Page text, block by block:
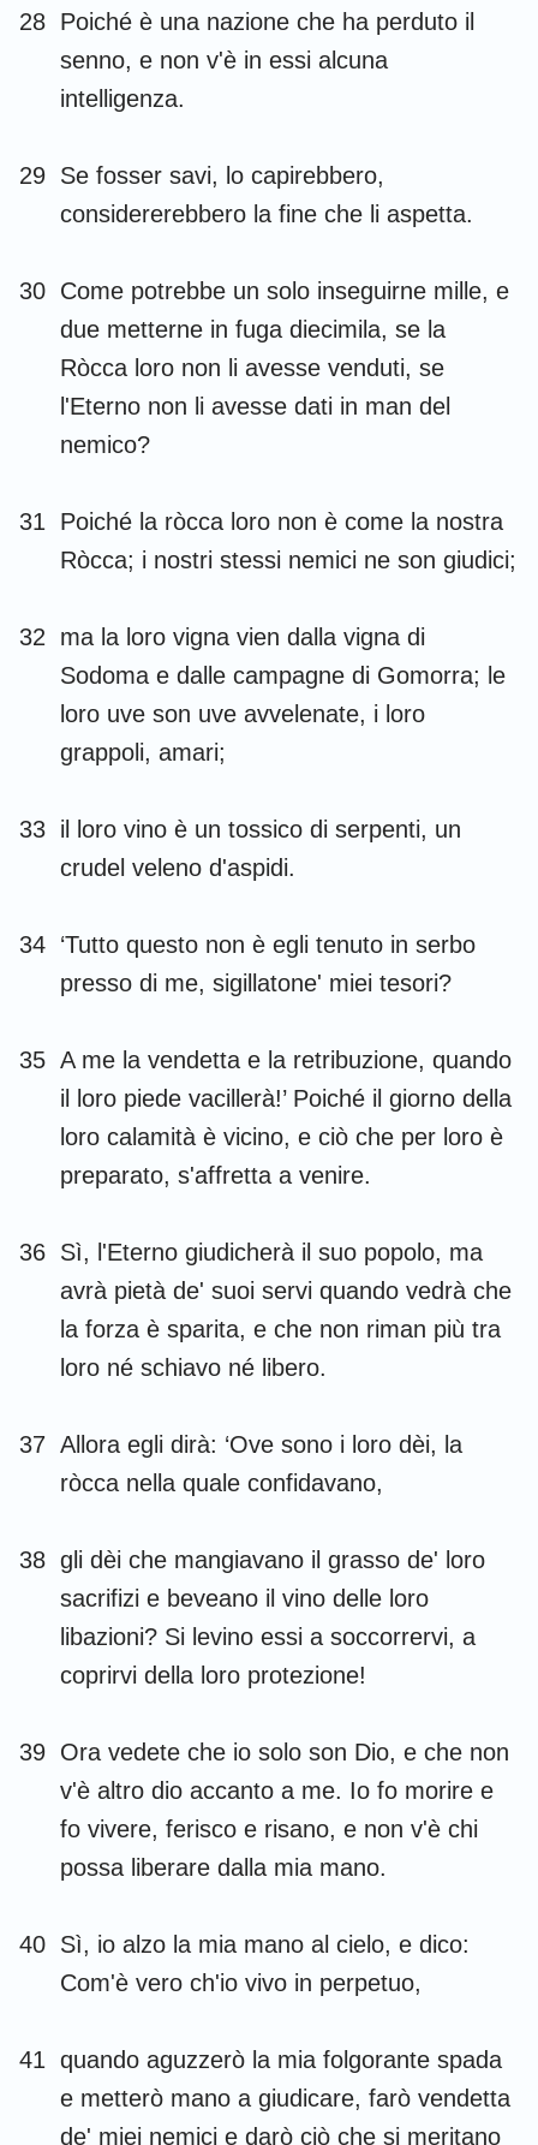
1 2 3 4 5 6 7
8 9 10 11 12 13
15 16 17
29 30 31 32
28 Poiché è una nazione che ha perduto il
senno, e non v'è in essi alcuna
intelligenza.
29 Se fosser savi, lo capirebbero,
considererebbero la fine che li aspetta.
30 Come potrebbe un solo inseguirne mille, e
due metterne in fuga diecimila, se la
Ròcca loro non li avesse venduti, se
l'Eterno non li avesse dati in man del
nemico?
31
Poiché la ròcca loro non è come la nostra
Ròcca; i nostri stessi nemici ne son giudici;
32
ma la loro vigna vien dalla vigna di
Sodoma e dalle campagne di Gomorra; le
loro uve son uve avvelenate, i loro
grappoli, amari;
33 il loro vino è un tossico di serpenti, un
crudel veleno d'aspidi.
34 ‘Tutto questo non è egli tenuto in serbo
presso di me, sigillatone' miei tesori?
35 A me la vendetta e la retribuzione, quando
il loro piede vacillerà!’ Poiché il giorno della
loro calamità è vicino, e ciò che per loro è
preparato, s'affretta a venire.
36 Sì, l'Eterno giudicherà il suo popolo, ma
avrà pietà de' suoi servi quando vedrà che
la forza è sparita, e che non riman più tra
loro né schiavo né libero.
37 Allora egli dirà: ‘Ove sono i loro dèi, la
ròcca nella quale confidavano,
38 gli dèi che mangiavano il grasso de' loro
sacrifizi e beveano il vino delle loro
libazioni? Si levino essi a soccorrervi, a
coprirvi della loro protezione!
39 Ora vedete che io solo son Dio, e che non
v'è altro dio accanto a me. Io fo morire e
fo vivere, ferisco e risano, e non v'è chi
possa liberare dalla mia mano.
40 Sì, io alzo la mia mano al cielo, e dico:
Com'è vero ch'io vivo in perpetuo,
41 quando aguzzerò la mia folgorante spada
e metterò mano a giudicare, farò vendetta
de' miei nemici e darò ciò che si meritano